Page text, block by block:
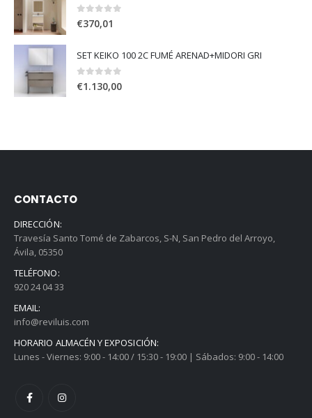
0out of 5
€370,01
SET KEIKO 100 2C FUMÉ ARENAD+MIDORI GRI
0 out of 5
€1.130,00
CONTACTO
DIRECCIÓN:
Travesía Santo Tomé de Zabarcos, S-N, San Pedro del Arroyo,
Ávila, 05350
TELÉFONO:
920 24 04 33
EMAIL:
info@reviluis.com
HORARIO ALMACÉN Y EXPOSICIÓN:
Lunes - Viernes: 9:00 - 14:00 / 15:30 - 19:00 | Sábados: 9:00 - 14:00